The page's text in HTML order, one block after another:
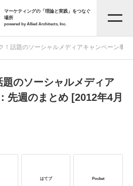
マーケティングの「理論と実践」をつなぐ
場所
powered by Allied Architects, Inc.
記事一覧
役立ち資料
！話題のソーシャルメディアキャンペーン事
のソーシャルメディア
先週のまとめ [2012年4月
はてブ Pocket